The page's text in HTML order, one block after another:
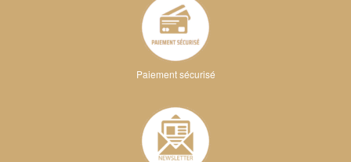
Paiement sécurisé